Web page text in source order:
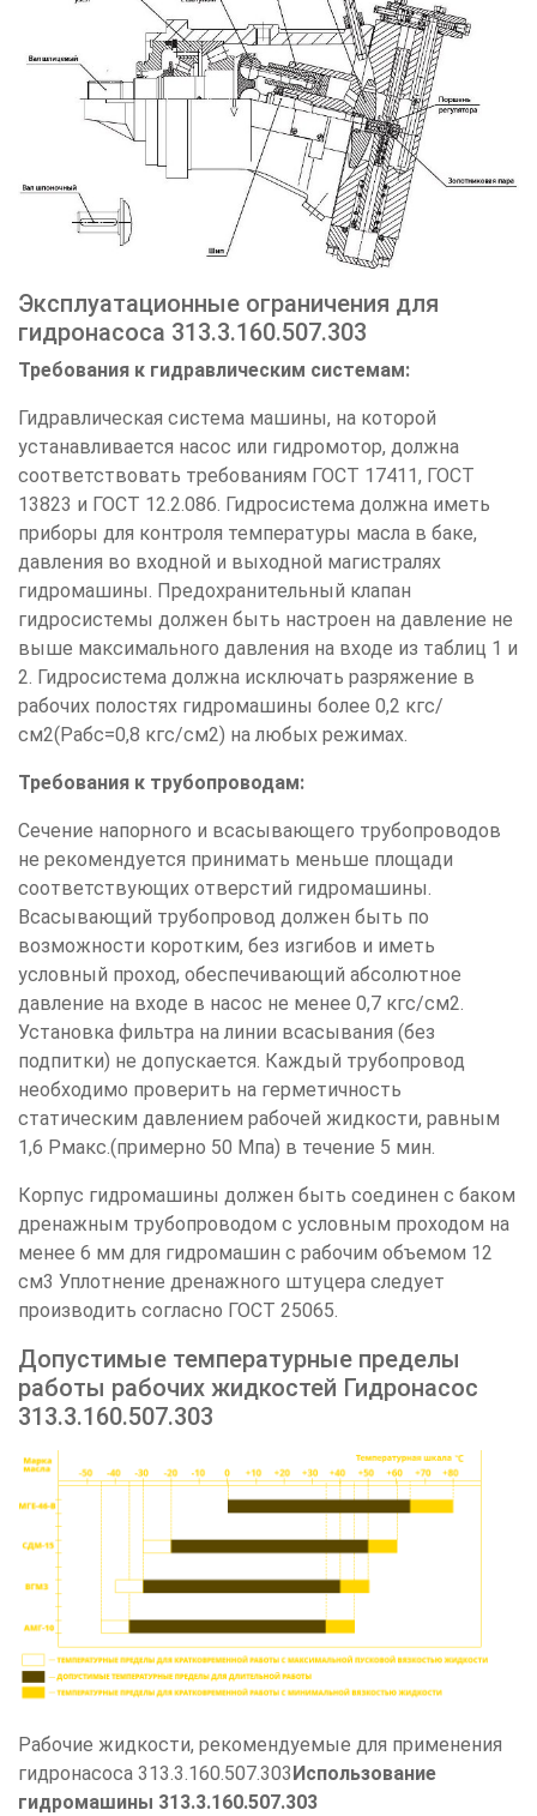
Эксплуатационные ограничения для
гидронасоса 313.3.160.507.303
Требования к гидравлическим системам:
Гидравлическая система машины, на которой
устанавливается насос или гидромотор, должна
соответствовать требованиям ГОСТ 17411, ГОСТ
13823 и ГОСТ 12.2.086. Гидросистема должна иметь
приборы для контроля температуры масла в баке,
давления во входной и выходной магистралях
гидромашины. Предохранительный клапан
гидросистемы должен быть настроен на давление не
выше максимального давления на входе из таблиц 1 и
2. Гидросистема должна исключать разряжение в
рабочих полостях гидромашины более 0,2 кгс/
см2(Pабс=0,8 кгс/см2) на любых режимах.
Требования к трубопроводам:
Сечение напорного и всасывающего трубопроводов
не рекомендуется принимать меньше площади
соответствующих отверстий гидромашины.
Всасывающий трубопровод должен быть по
возможности коротким, без изгибов и иметь
условный проход, обеспечивающий абсолютное
давление на входе в насос не менее 0,7 кгс/см2.
Установка фильтра на линии всасывания (без
подпитки) не допускается. Каждый трубопровод
необходимо проверить на герметичность
статическим давлением рабочей жидкости, равным
1,6 Pмакс.(примерно 50 Мпа) в течение 5 мин.
Корпус гидромашины должен быть соединен с баком
дренажным трубопроводом с условным проходом на
менее 6 мм для гидромашин с рабочим объемом 12
см3 Уплотнение дренажного штуцера следует
производить согласно ГОСТ 25065.
Допустимые температурные пределы
работы рабочих жидкостей Гидронасос
313.3.160.507.303
Рабочие жидкости, рекомендуемые для применения
гидронасоса 313.3.160.507.303 Использование
гидромашины 313.3.160.507.303